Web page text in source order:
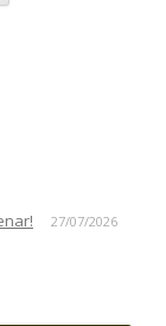
27/07/2026